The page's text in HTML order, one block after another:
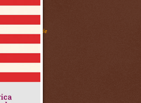
del Estado de
Argentina